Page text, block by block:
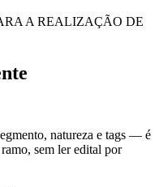
A REALIZAÇÃO DE
natureza e tags — é
sem ler edital por